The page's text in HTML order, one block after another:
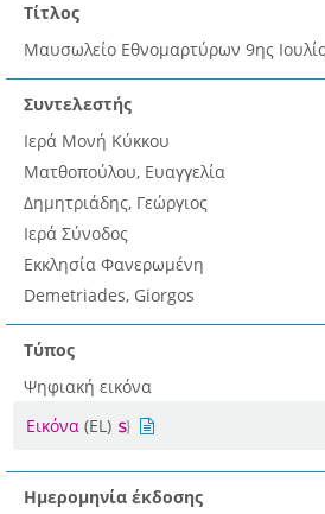
Τίτλος
Μαυσωλείο Εθνομαρτύρων 9ης
Συντελεστής
Ιερά Μονή Κύκκου
Ματθοπούλου, Ευαγγελία
Δημητριάδης, Γεώργιος
Ιερά Σύνοδος
Εκκλησία Φανερωμένη
Demetriades, Giorgos
Τύπος
Ψηφιακή εικόνα
Εικόνα (EL)
Ημερομηνία έκδοσης